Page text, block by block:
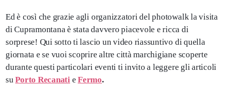
Ed è così che grazie agli organizzatori del photowalk la visita
di Cupramontana è stata davvero piacevole e ricca di
sorprese! Qui sotto ti lascio un video riassuntivo di quella
giornata e se vuoi scoprire altre città marchigiane scoperte
durante questi particolari eventi ti invito a leggere gli articoli
suPorto Recanati eFermo.